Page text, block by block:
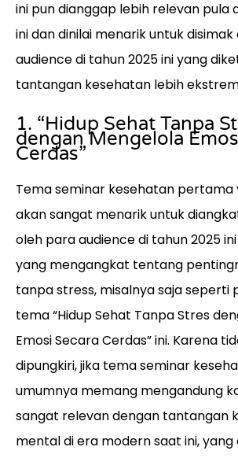
ini pun dianggap lebih relevan pula
ini dan dinilai menarik untuk
audience di tahun 2025 ini yang
tantangan kesehatan lebih
1. “Hidup Sehat Tanpa
dengan Mengelola
Cerdas”
Tema seminar kesehatan pertama
akan sangat menarik untuk
oleh para audience di tahun 2025
yang mengangkat tentang
tanpa stress, misalnya saja seperti
tema “Hidup Sehat Tanpa Stres
Emosi Secara Cerdas” ini. Karena
dipungkiri, jika tema seminar
umumnya memang mengandung
sangat relevan dengan tantangan
mental di era modern saat ini, yang